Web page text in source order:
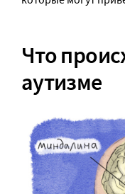
Что
аутизме